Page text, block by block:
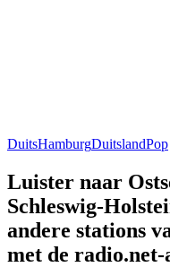
DuitsHamburgDuitslandPop
Luister naar
Schleswig-
andere stations
met de radio.net-